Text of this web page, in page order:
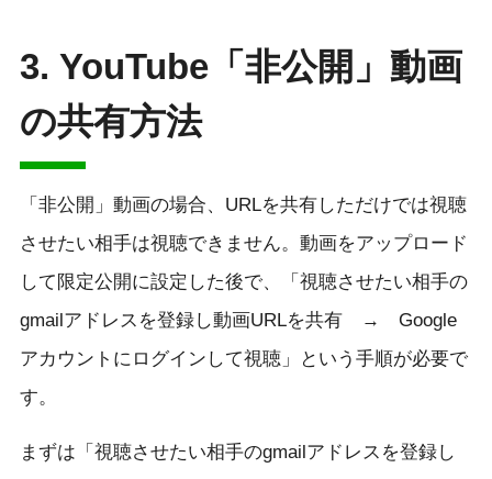
3. YouTube「非公開」動画
の共有方法
「非公開」動画の場合、URLを共有しただけでは視聴
させたい相手は視聴できません。動画をアップロード
して限定公開に設定した後で、「視聴させたい相手の
gmailアドレスを登録し動画URLを共有 → Google
アカウントにログインして視聴」という手順が必要で
す。
まずは「視聴させたい相手のgmailアドレスを登録し